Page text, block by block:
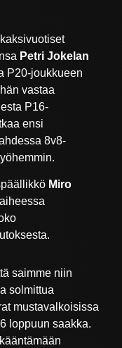
Petri Jokelan
P20-joukkueen
vastaa
P16-
ensi
8v8-
Miro
saimme niin
solmittua
mustavalkoisissa
loppuun saakka.